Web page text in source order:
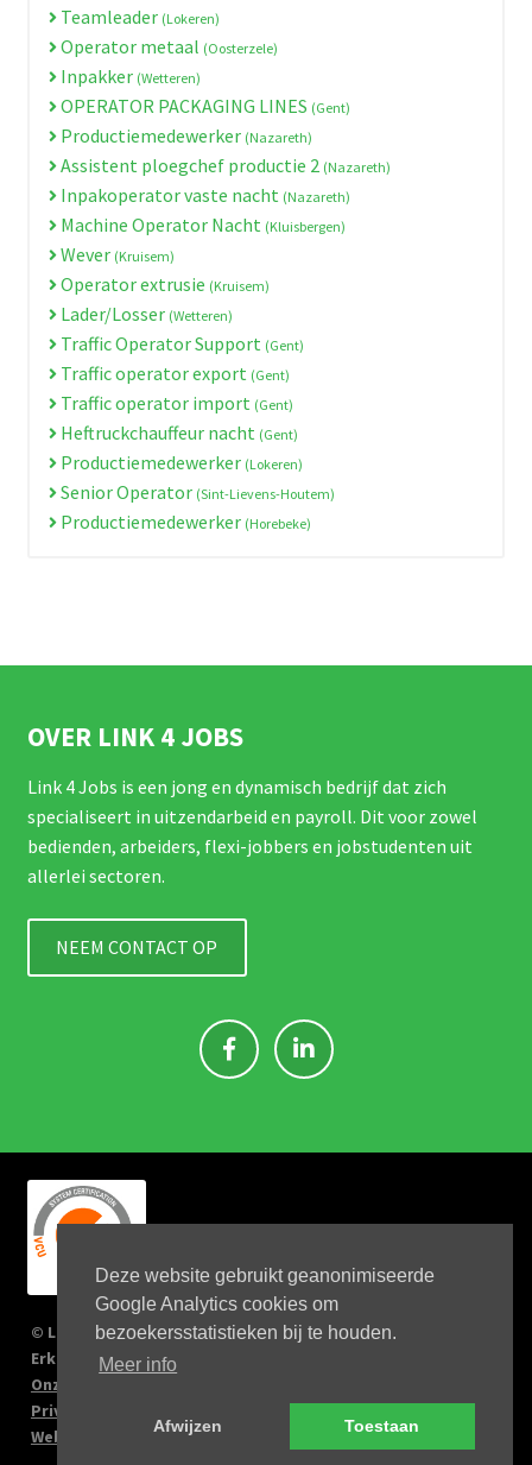
Deze website gebruikt geanonimiseerde
Google Analytics cookies om
bezoekersstatistieken bij te houden.
Meer info
Afwijzen Toestaan
Teamleader (Lokeren)
Operator metaal (Oosterzele)
Inpakker (Wetteren)
OPERATOR PACKAGING LINES (Gent)
Productiemedewerker (Nazareth)
Assistent ploegchef productie 2 (Nazareth)
Inpakoperator vaste nacht (Nazareth)
Machine Operator Nacht (Kluisbergen)
Wever (Kruisem)
Operator extrusie (Kruisem)
Lader/Losser (Wetteren)
Traffic Operator Support (Gent)
Traffic operator export (Gent)
Traffic operator import (Gent)
Heftruckchauffeur nacht (Gent)
Productiemedewerker (Lokeren)
Senior Operator (Sint-Lievens-Houtem)
Productiemedewerker (Horebeke)
OVER LINK 4 JOBS
Link 4 Jobs is een jong en dynamisch bedrijf dat zich
specialiseert in uitzendarbeid en payroll. Dit voor zowel
bedienden, arbeiders, flexi-jobbers en jobstudenten uit
allerlei sectoren.
NEEM CONTACT OP
© Link 4 Jobs 2023
Erkenningsnr: 2167/U
Onze verplichtingen
Privacy Policy
Website by Big Kahuna